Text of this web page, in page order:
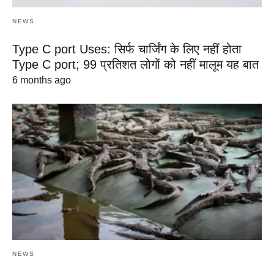
NEWS
Type C port Uses: सिर्फ चार्जिंग के लिए नहीं होता
Type C port; 99 प्रतिशत लोगों को नहीं मालूम यह बात
6 months ago
NEWS